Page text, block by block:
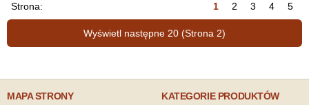
Wyświetl następne 20 (Strona 2)
Strona: 1 2 3 4 5
MAPA STRONY KATEGORIE PRODUKTÓW